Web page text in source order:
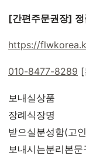
[간편주문권장]
https://
010-8477-8289 [
보내실상품
장례식장명
받으실분성함(고
보내시는분리본문